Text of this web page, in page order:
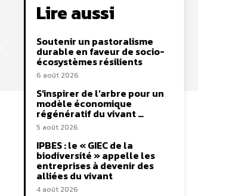
Lire aussi
Soutenir un pastoralisme
durable en faveur de socio-
écosystèmes résilients
6 août 2026
S’inspirer de l’arbre pour un
modèle économique
régénératif du vivant …
5 août 2026
IPBES : le « GIEC de la
biodiversité » appelle les
entreprises à devenir des
alliées du vivant
4 août 2026